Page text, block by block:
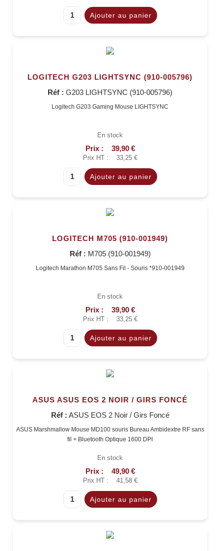
LOGITECH G203 LIGHTSYNC (910-005796)
Réf : G203 LIGHTSYNC (910-005796)
Logitech G203 Gaming Mouse LIGHTSYNC
En stock
Prix : 39,90 €
Prix HT : 33,25 €
LOGITECH M705 (910-001949)
Réf : M705 (910-001949)
Logitech Marathon M705 Sans Fil - Souris *910-001949
En stock
Prix : 39,90 €
Prix HT : 33,25 €
ASUS ASUS EOS 2 NOIR / GIRS FONCÉ
Réf : ASUS EOS 2 Noir / Girs Foncé
ASUS Marshmallow Mouse MD100 souris Bureau Ambidextre RF sans
fil + Bluetooth Optique 1600 DPI
En stock
Prix : 49,90 €
Prix HT : 41,58 €